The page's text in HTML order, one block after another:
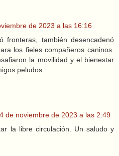
de 2023 a las 16:16
fronteras, también desencadenó
los fieles compañeros caninos.
la movilidad y el bienestar
peludos.
de noviembre de 2023 a las 2:49
la libre circulación. Un saludo y